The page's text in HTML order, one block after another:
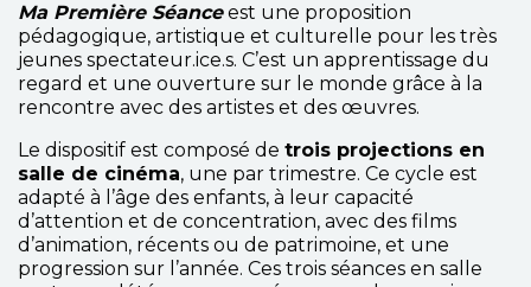
Ma Première Séanceest une proposition
pédagogique, artistique et culturelle pour les très
jeunes spectateur.ice.s. C’est un apprentissage du
regard et une ouverture sur le monde grâce à la
rencontre avec des artistes et des œuvres.
Le dispositif est composé de trois projections en
salle de cinéma, une par trimestre. Ce cycle est
adapté à l’âge des enfants, à leur capacité
d’attention et de concentration, avec des films
d’animation, récents ou de patrimoine, et une
progression sur l’année. Ces trois séances en salle